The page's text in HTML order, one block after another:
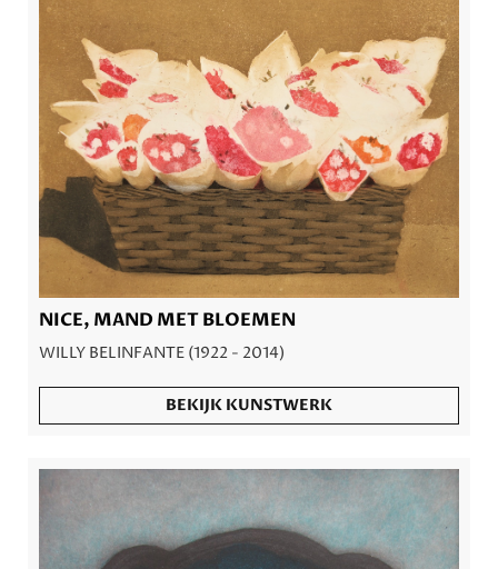
NICE, MAND MET BLOEMEN
WILLY BELINFANTE (1922 - 2014)
BEKIJK KUNSTWERK